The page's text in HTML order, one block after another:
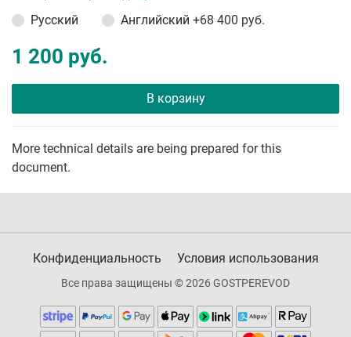
Русский
Английский +68 400 руб.
1 200 руб.
В корзину
More technical details are being prepared for this
document.
Конфиденциальность Условия использования
Все права защищены © 2026 GOSTPEREVOD